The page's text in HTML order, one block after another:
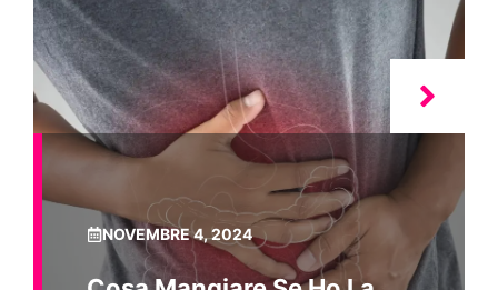
NOVEMBRE 4, 2024